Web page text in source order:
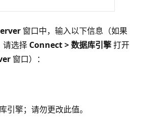
窗口中，输入以下信息（如果
请选择 Connect > 数据库引擎打开
窗口）：
引擎；请勿更改此值。